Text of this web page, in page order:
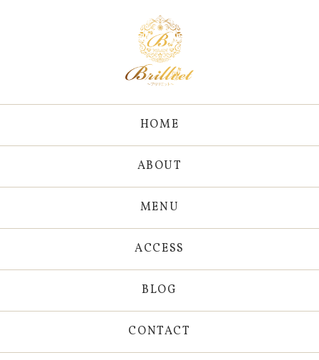
HOME
ABOUT
MENU
ACCESS
BLOG
CONTACT